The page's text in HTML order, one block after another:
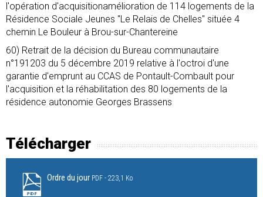
l'opération d'acquisitionamélioration de 114 logements de la
Résidence Sociale Jeunes "Le Relais de Chelles" située 4
chemin Le Bouleur à Brou-sur-Chantereine
60) Retrait de la décision du Bureau communautaire
n°191203 du 5 décembre 2019 relative à l'octroi d'une
garantie d'emprunt au CCAS de Pontault-Combault pour
l'acquisition et la réhabilitation des 80 logements de la
résidence autonomie Georges Brassens
Télécharger
Ordre du jour PDF 223,1 Ko